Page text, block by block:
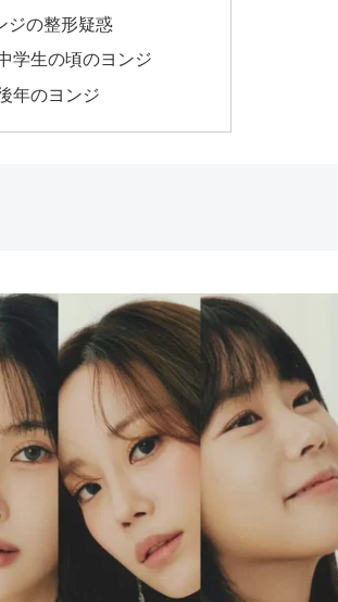
ジの整形疑惑
学生の頃のヨンジ
年のヨンジ